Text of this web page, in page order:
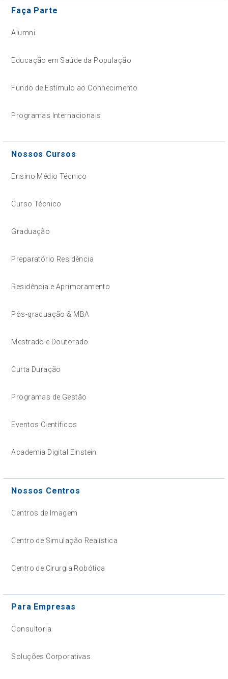
Faça Parte
Alumni
Educação em Saúde da População
Fundo de Estímulo ao Conhecimento
Programas Internacionais
Nossos Cursos
Ensino Médio Técnico
Curso Técnico
Graduação
Preparatório Residência
Residência e Aprimoramento
Pós-graduação & MBA
Mestrado e Doutorado
Curta Duração
Programas de Gestão
Eventos Científicos
Academia Digital Einstein
Nossos Centros
Centros de Imagem
Centro de Simulação Realística
Centro de Cirurgia Robótica
Para Empresas
Consultoria
Soluções Corporativas